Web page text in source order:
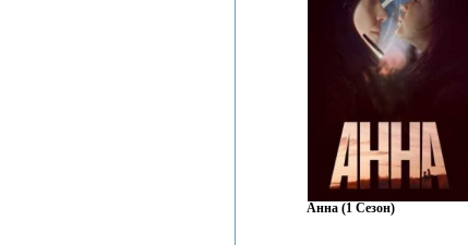
Анна (1 Сезон)